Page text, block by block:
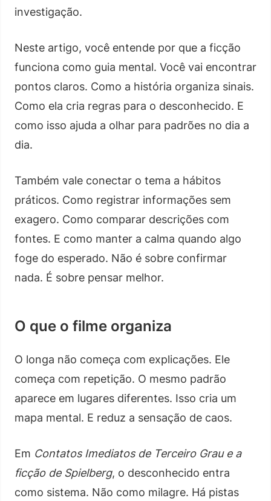
investigação.
Neste artigo, você entende por que a ficção
funciona como guia mental. Você vai encontrar
pontos claros. Como a história organiza sinais.
Como ela cria regras para o desconhecido. E
como isso ajuda a olhar para padrões no dia a
dia.
Também vale conectar o tema a hábitos
práticos. Como registrar informações sem
exagero. Como comparar descrições com
fontes. E como manter a calma quando algo
foge do esperado. Não é sobre confirmar
nada. É sobre pensar melhor.
O que o filme organiza
O longa não começa com explicações. Ele
começa com repetição. O mesmo padrão
aparece em lugares diferentes. Isso cria um
mapa mental. E reduz a sensação de caos.
Em Contatos Imediatos de Terceiro Grau e a
ficção de Spielberg, o desconhecido entra
como sistema. Não como milagre. Há pistas